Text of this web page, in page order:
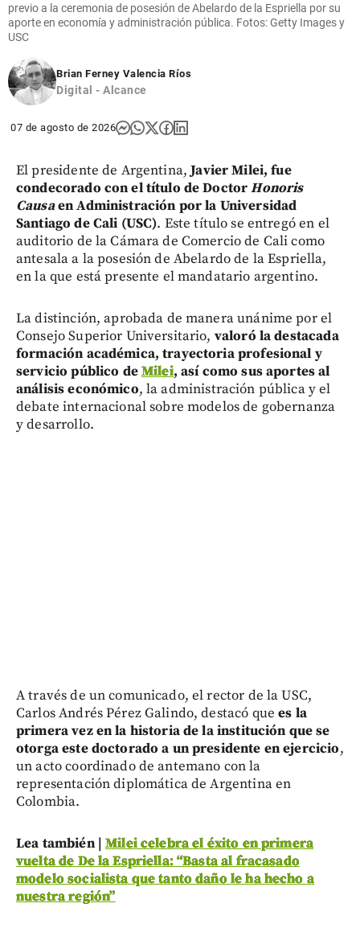
previo a la ceremonia de posesión de Abelardo de la Espriella por su
aporte en economía y administración pública. Fotos: Getty Images y
USC
Brian Ferney Valencia Ríos
Digital - Alcance
07 de agosto de 2026
El presidente de Argentina,Javier Milei, fue
condecorado con el título de DoctorHonoris
Causaen Administración por la Universidad
Santiago de Cali (USC). Este título se entregó en el
auditorio de la Cámara de Comercio de Cali como
antesala a la posesión de Abelardo de la Espriella,
en la que está presente el mandatario argentino.
La distinción, aprobada de manera unánime por el
Consejo Superior Universitario, valoró la destacada
formación académica, trayectoria profesional y
servicio público deMilei, así como sus aportes al
análisis económico, la administración pública y el
debate internacional sobre modelos de gobernanza
y desarrollo.
A través de un comunicado, el rector de la USC,
Carlos Andrés Pérez Galindo, destacó que es la
primera vez en la historia de la institución que se
otorga este doctorado a un presidente en ejercicio,
un acto coordinado de antemano con la
representación diplomática de Argentina en
Colombia.
Lea también |Milei celebra el éxito en primera
vuelta de De la Espriella: “Basta al fracasado
modelo socialista que tanto daño le ha hecho a
nuestra región”